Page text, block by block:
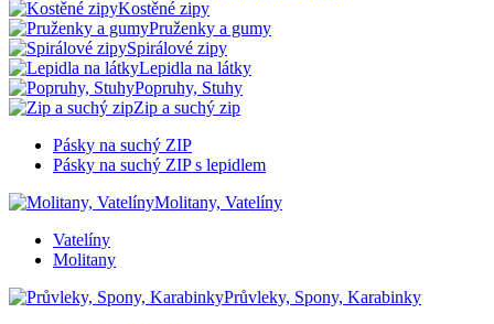
Kostěné zipy
Pruženky a gumy
Spirálové zipy
Lepidla na látky
Popruhy, Stuhy
Zip a suchý zip
Pásky na suchý ZIP
Pásky na suchý ZIP s lepidlem
Molitany, Vatelíny
Vatelíny
Molitany
Průvleky, Spony, Karabinky